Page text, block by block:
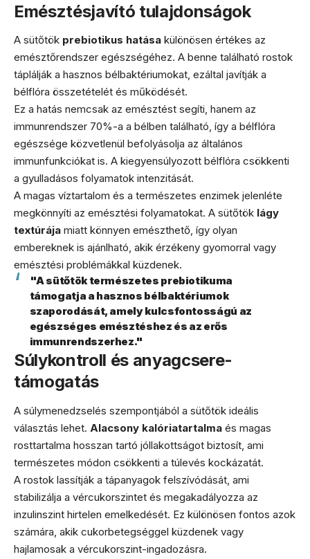
Emésztésjavító tulajdonságok
A sütőtök prebiotikus hatása különösen értékes az
emésztőrendszer egészségéhez. A benne található rostok
táplálják a hasznos bélbaktériumokat, ezáltal javítják a
bélflóra összetételét és működését.
Ez a hatás nemcsak az emésztést segíti, hanem az
immunrendszer 70%-a a bélben található, így a bélflóra
egészsége közvetlenül befolyásolja az általános
immunfunkciókat is. A kiegyensúlyozott bélflóra csökkenti
a gyulladásos folyamatok intenzitását.
A magas víztartalom és a természetes enzimek jelenléte
megkönnyíti az emésztési folyamatokat. A sütőtök lágy
textúrája miatt könnyen emészthető, így olyan
embereknek is ajánlható, akik érzékeny gyomorral vagy
emésztési problémákkal küzdenek.
"A sütőtök természetes prebiotikuma
támogatja a hasznos bélbaktériumok
szaporodását, amely kulcsfontosságú az
egészséges emésztéshez és az erős
immunrendszerhez."
Súlykontroll és anyagcsere-
támogatás
A súlymenedzselés szempontjából a sütőtök ideális
választás lehet. Alacsony kalóriatartalma és magas
rosttartalma hosszan tartó jóllakottságot biztosít, ami
természetes módon csökkenti a túlevés kockázatát.
A rostok lassítják a tápanyagok felszívódását, ami
stabilizálja a vércukorszintet és megakadályozza az
inzulinszint hirtelen emelkedését. Ez különösen fontos azok
számára, akik cukorbetegséggel küzdenek vagy
hajlamosak a vércukorszint-ingadozásra.